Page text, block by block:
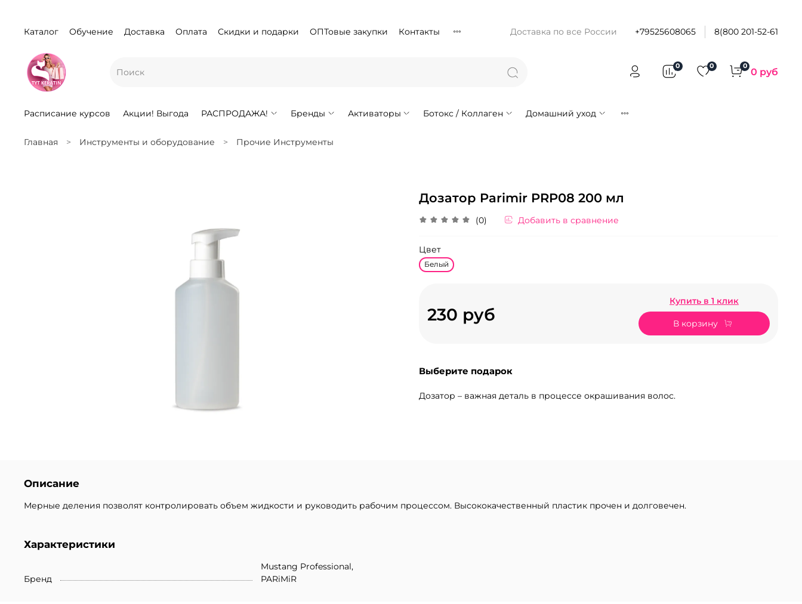
Каталог Обучение Доставка Оплата Скидки и подарки ОПТовые закупки Контакты Доставка по все России +79525608065 8(800 201-52-61
0 0 0 0 руб
Расписание курсов Акции! Выгода РАСПРОДАЖА! Бренды Активаторы Ботокс / Коллаген Домашний уход
Главная Инструменты и оборудование Прочие Инструменты
Дозатор Parimir PRP08 200 мл
(0) Добавить в сравнение
Цвет
Белый
230 руб
Купить в 1 клик
В корзину
Выберите подарок
Дозатор – важная деталь в процессе окрашивания волос.
Описание
Мерные деления позволят контролировать объем жидкости и руководить рабочим процессом. Высококачественный пластик прочен и долговечен.
Характеристики
Бренд
Mustang Professional,
PARiMiR